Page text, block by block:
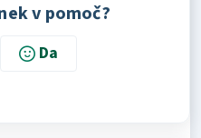
v pomoč?
Da